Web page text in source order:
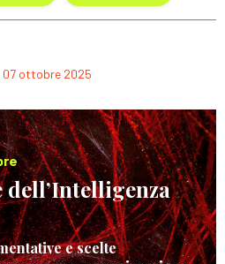
07 ottobre 2025
dell’Intelligenza
e scelte